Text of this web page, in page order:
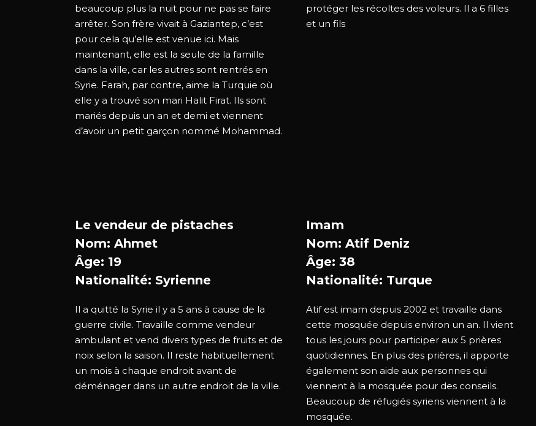
beaucoup plus la nuit pour ne pas se faire
arrêter. Son frère vivait à Gaziantep, c’est
pour cela qu’elle est venue ici. Mais
maintenant, elle est la seule de la famille
dans la ville, car les autres sont rentrés en
Syrie. Farah, par contre, aime la Turquie où
elle y a trouvé son mari Halit Firat. Ils sont
mariés depuis un an et demi et viennent
d’avoir un petit garçon nommé Mohammad.
protéger les récoltes des voleurs. Il a 6 filles
et un fils
Le vendeur de pistaches
Nom: Ahmet
Âge: 19
Nationalité: Syrienne
Il a quitté la Syrie il y a 5 ans à cause de la
guerre civile. Travaille comme vendeur
ambulant et vend divers types de fruits et de
noix selon la saison. Il reste habituellement
un mois à chaque endroit avant de
déménager dans un autre endroit de la ville.
Imam
Nom: Atif Deniz
Âge: 38
Nationalité: Turque
Atif est imam depuis 2002 et travaille dans
cette mosquée depuis environ un an. Il vient
tous les jours pour participer aux 5 prières
quotidiennes. En plus des prières, il apporte
également son aide aux personnes qui
viennent à la mosquée pour des conseils.
Beaucoup de réfugiés syriens viennent à la
mosquée.